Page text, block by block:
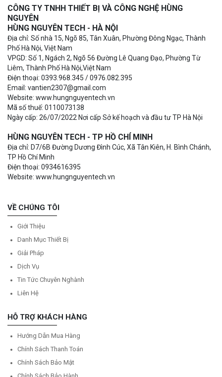
CÔNG TY TNHH THIẾT BỊ VÀ CÔNG NGHỆ HÙNG
NGUYÊN
HÙNG NGUYÊN TECH - HÀ NỘI
Địa chỉ: Số nhà 15, Ngõ 85, Tân Xuân, Phường Đông Ngạc, Thành
Phố Hà Nội, Việt Nam
VPGD: Số 1, Ngách 2, Ngõ 56 Đường Lê Quang Đạo, Phường Từ
Liêm, Thành Phố Hà Nội,Việt Nam
Điện thoại: 0393.968.345 / 0976.082.395
Email: vantien2307@gmail.com
Website: www.hungnguyentech.vn
Mã số thuế: 0110073138
Ngày cấp: 26/07/2022 Nơi cấp Sở kế hoạch và đầu tư TP Hà Nội
HÙNG NGUYÊN TECH - TP HỒ CHÍ MINH
Địa chỉ: D7/6B Đường Dương Đình Cúc, Xã Tân Kiên, H. Bình Chánh,
TP Hồ Chí Minh
Điện thoại: 0934616395
Website: www.hungnguyentech.vn
VỀ CHÚNG TÔI
Giới Thiệu
Danh Mục Thiết Bị
Giải Pháp
Dịch Vụ
Tin Tức Chuyên Nghành
Liên Hệ
HỖ TRỢ KHÁCH HÀNG
Hướng Dẫn Mua Hàng
Chính Sách Thanh Toán
Chính Sách Bảo Mật